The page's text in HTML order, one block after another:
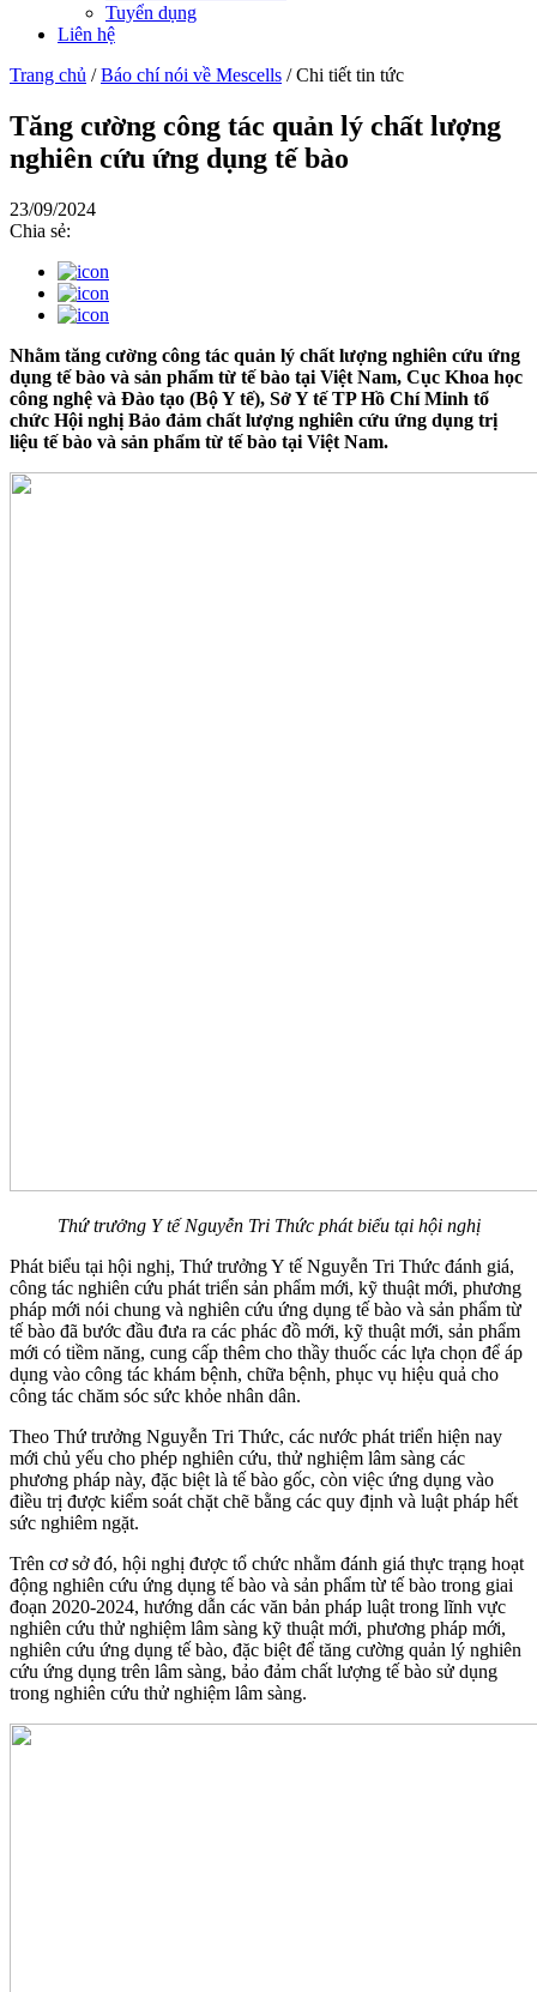
Tuyển dụng
Liên hệ
Trang chủ /Báo chí nói về Mescells /Chi tiết tin tức
Tăng cường công tác quản lý chất lượng
nghiên cứu ứng dụng tế bào
23/09/2024
Chia sẻ:
Nhằm tăng cường công tác quản lý chất lượng nghiên cứu ứng
dụng tế bào và sản phẩm từ tế bào tại Việt Nam, Cục Khoa học
công nghệ và Đào tạo (Bộ Y tế), Sở Y tế TP Hồ Chí Minh tổ
chức Hội nghị Bảo đảm chất lượng nghiên cứu ứng dụng trị
liệu tế bào và sản phẩm từ tế bào tại Việt Nam.
Thứ trưởng Y tế Nguyễn Tri Thức phát biểu tại hội nghị
Phát biểu tại hội nghị, Thứ trưởng Y tế Nguyễn Tri Thức đánh giá,
công tác nghiên cứu phát triển sản phẩm mới, kỹ thuật mới, phương
pháp mới nói chung và nghiên cứu ứng dụng tế bào và sản phẩm từ
tế bào đã bước đầu đưa ra các phác đồ mới, kỹ thuật mới, sản phẩm
mới có tiềm năng, cung cấp thêm cho thầy thuốc các lựa chọn để áp
dụng vào công tác khám bệnh, chữa bệnh, phục vụ hiệu quả cho
công tác chăm sóc sức khỏe nhân dân.
Theo Thứ trưởng Nguyễn Tri Thức, các nước phát triển hiện nay
mới chủ yếu cho phép nghiên cứu, thử nghiệm lâm sàng các
phương pháp này, đặc biệt là tế bào gốc, còn việc ứng dụng vào
điều trị được kiểm soát chặt chẽ bằng các quy định và luật pháp hết
sức nghiêm ngặt.
Trên cơ sở đó, hội nghị được tổ chức nhằm đánh giá thực trạng hoạt
động nghiên cứu ứng dụng tế bào và sản phẩm từ tế bào trong giai
đoạn 2020-2024, hướng dẫn các văn bản pháp luật trong lĩnh vực
nghiên cứu thử nghiệm lâm sàng kỹ thuật mới, phương pháp mới,
nghiên cứu ứng dụng tế bào, đặc biệt để tăng cường quản lý nghiên
cứu ứng dụng trên lâm sàng, bảo đảm chất lượng tế bào sử dụng
trong nghiên cứu thử nghiệm lâm sàng.